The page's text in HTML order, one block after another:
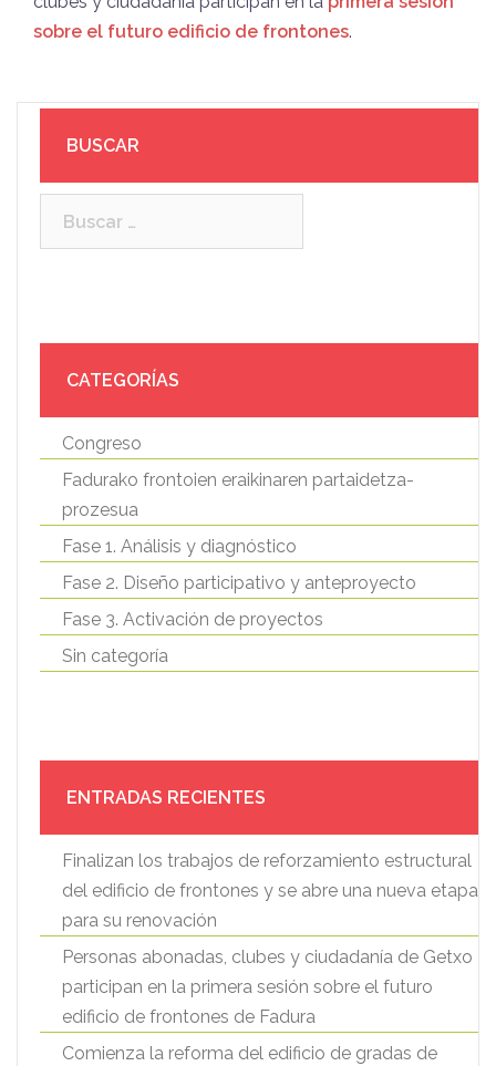
sobre el futuro edificio de frontones.
BUSCAR
CATEGORÍAS
Congreso
Fadurako frontoien eraikinaren partaidetza-
prozesua
Fase 1. Análisis y diagnóstico
Fase 2. Diseño participativo y anteproyecto
Fase 3. Activación de proyectos
Sin categoría
ENTRADAS RECIENTES
Finalizan los trabajos de reforzamiento estructural
del edificio de frontones y se abre una nueva etapa
para su renovación
Personas abonadas, clubes y ciudadanía de Getxo
participan en la primera sesión sobre el futuro
edificio de frontones de Fadura
Comienza la reforma del edificio de gradas de